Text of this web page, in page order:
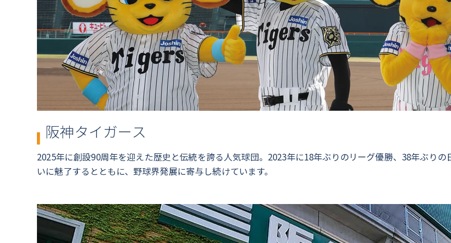
阪神タイガース
2025年に創設90周年を迎えた歴史と伝統を誇る人気球団。2023年に18年ぶりのリーグ優勝、38年ぶり
いに魅了するとともに、野球界発展に寄与し続けています。